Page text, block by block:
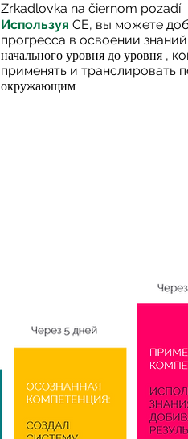
Zrkadlovka na čiernom pozadí
Используя СЕ, вы можете
прогресса в освоении знаний
начального уровня до уровня ,
применять и транслировать
окружающим .